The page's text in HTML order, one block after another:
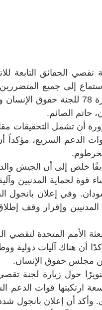
الحقائق التابعة
إلى جميع
خلال لقاء وفد السودان المشارك في أعمال
حاتم الصائم.
أن تشمل التحقيقات
قوات الدعم السريع،
خلص إلى أن الجيش
قوة لحماية المدنيين
وفي إعلان بانجول
وإقرار وقف
الأمم المتحدة لتقصي
البلاد منذ تشكيلها في أكتوبر 2023، ومؤكدًا أن
مجلس حقوق الإنسان.
حول زيارة لجنة
ارتكبتها قوات الدعم
وأكد أن إعلان بانجول